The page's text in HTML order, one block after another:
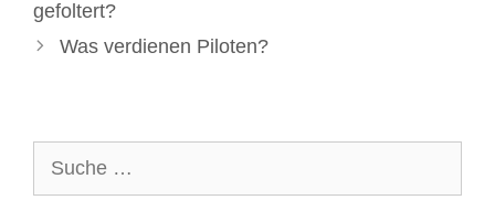
gefoltert?
Was verdienen Piloten?
nach: